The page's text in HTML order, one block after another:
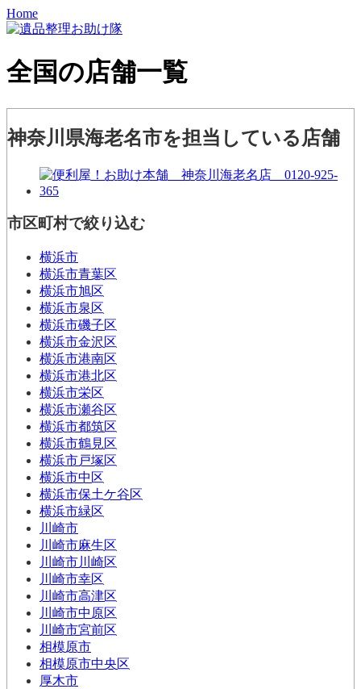
Home
全国の店舗一覧
神奈川県海老名市を担当している店舗
市区町村で絞り込む
横浜市
横浜市青葉区
横浜市旭区
横浜市泉区
横浜市磯子区
横浜市金沢区
横浜市港南区
横浜市港北区
横浜市栄区
横浜市瀬谷区
横浜市都筑区
横浜市鶴見区
横浜市戸塚区
横浜市中区
横浜市保土ケ谷区
横浜市緑区
川崎市
川崎市麻生区
川崎市川崎区
川崎市幸区
川崎市高津区
川崎市中原区
川崎市宮前区
相模原市
相模原市中央区
厚木市